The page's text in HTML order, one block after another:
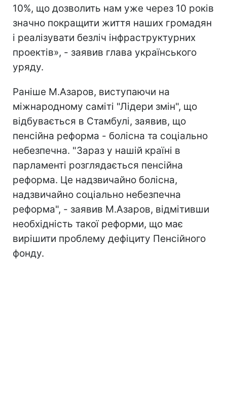
10%, що дозволить нам уже через 10 років
значно покращити життя наших громадян
і реалізувати безліч інфраструктурних
проектів», - заявив глава українського
уряду.
Раніше М.Азаров, виступаючи на
міжнародному саміті "Лідери змін", що
відбувається в Стамбулі, заявив, що
пенсійна реформа - болісна та соціально
небезпечна. "Зараз у нашій країні в
парламенті розглядається пенсійна
реформа. Це надзвичайно болісна,
надзвичайно соціально небезпечна
реформа", - заявив М.Азаров, відмітивши
необхідність такої реформи, що має
вирішити проблему дефіциту Пенсійного
фонду.